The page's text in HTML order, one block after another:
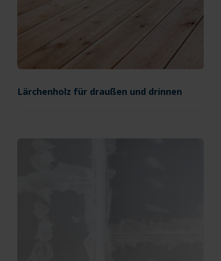
Lärchenholz für draußen und drinnen